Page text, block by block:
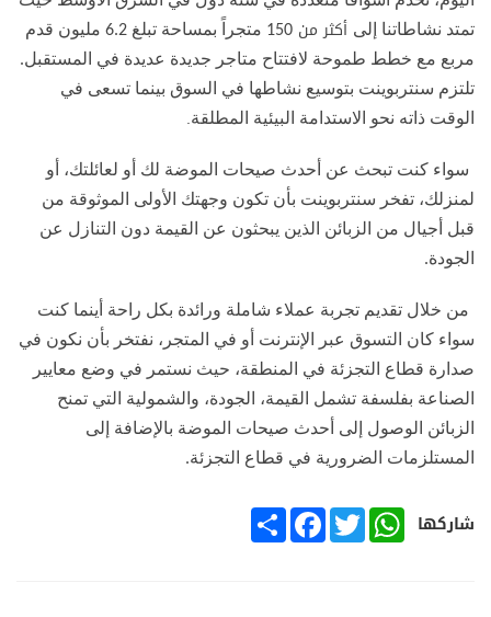
تمتد نشاطاتنا إلى أكثر من
150 متجراً بمساحة تبلغ 6.2 مليون قدم
مربع مع خطط طموحة لافتتاح متاجر جديدة عديدة في المستقبل.
تلتزم سنتربوينت بتوسيع نشاطها في السوق بينما تسعى في
الوقت ذاته نحو الاستدامة البيئية المطلقة.
سواء كنت تبحث عن أحدث صيحات الموضة لك أو لعائلتك، أو
لمنزلك، تفخر سنتربوينت بأن تكون وجهتك الأولى الموثوقة من
قبل أجيال من الزبائن الذين يبحثون عن القيمة دون التنازل عن
الجودة.
من خلال تقديم تجربة عملاء شاملة ورائدة بكل راحة أينما كنت
سواء كان التسوق عبر الإنترنت أو في المتجر، نفتخر بأن نكون في
صدارة قطاع التجزئة في المنطقة، حيث نستمر في وضع معايير
الصناعة بفلسفة تشمل القيمة، الجودة، والشمولية التي تمنح
الزبائن الوصول إلى أحدث صيحات الموضة بالإضافة إلى
المستلزمات الضرورية في قطاع التجزئة.
شاركها SHARE
FACEBOOKTWITTER
WHATSAPP